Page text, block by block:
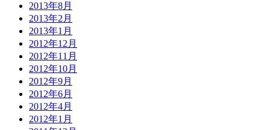
2013年8月
2013年2月
2013年1月
2012年12月
2012年11月
2012年10月
2012年9月
2012年6月
2012年4月
2012年1月